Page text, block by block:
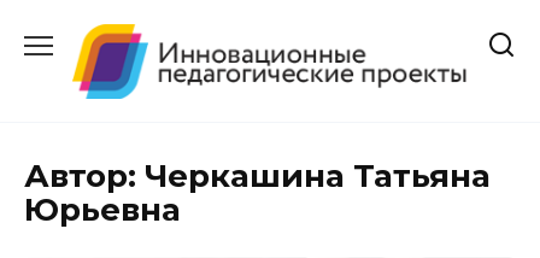
содержанию
Автор: Черкашина Татьяна
Юрьевна